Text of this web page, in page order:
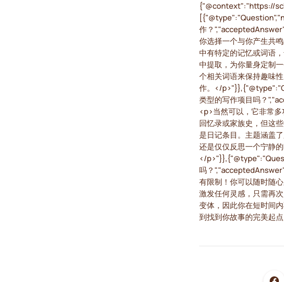
{"@context":"https://
作？
你选择一个与你产生共
中有特定的记忆或词语
中提取，为你量身定制
个相关词语来保持趣味
作。</
类型的写作项目吗？
<p>当然可以，它非常
回忆录或家族史，但这
是日记条目。主题涵盖
还是仅仅反思一个宁静
</
吗？
有限制！你可以随时随
激发任何灵感，只需再
变体，因此你在短时间
到找到你故事的完美起